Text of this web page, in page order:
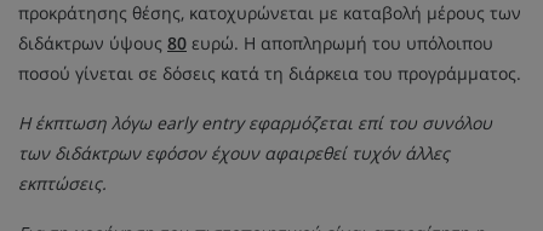
προκράτησης θέσης, κατοχυρώνεται με καταβολή μέρους των
διδάκτρων ύψους 80 ευρώ. Η αποπληρωμή του υπόλοιπου
ποσού γίνεται σε δόσεις κατά τη διάρκεια του προγράμματος.
Η έκπτωση λόγω early entry εφαρμόζεται επί του συνόλου
των διδάκτρων εφόσον έχουν αφαιρεθεί τυχόν άλλες
εκπτώσεις.